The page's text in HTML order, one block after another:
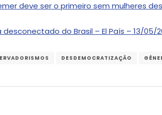
deve ser o primeiro sem mulheres
do Brasil – El País – 13/05/
DESDEMOCRATIZAÇÃO